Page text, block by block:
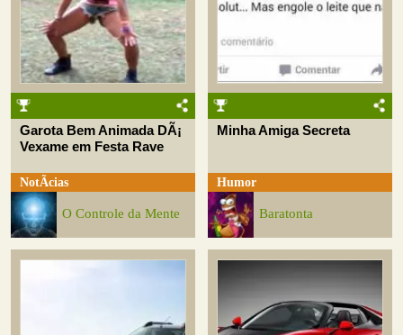
Garota Bem Animada DÃ¡
Vexame em Festa Rave
NotÃ­cias
O Controle da Mente
Minha Amiga Secreta
Humor
Baratonta